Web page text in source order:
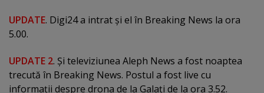
UPDATE. Digi24 a intrat şi el în Breaking News la ora
5.00.
UPDATE 2. Şi televiziunea Aleph News a fost noaptea
trecută în Breaking News. Postul a fost live cu
informaţii despre drona de la Galaţi de la ora 3.52.